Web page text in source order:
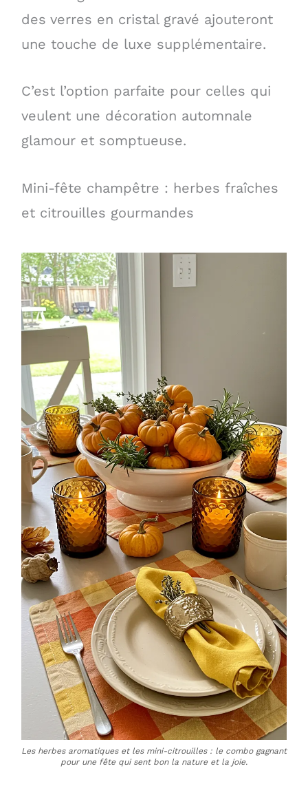
des verres en cristal gravé ajouteront
une touche de luxe supplémentaire.
C’est l’option parfaite pour celles qui
veulent une décoration automnale
glamour et somptueuse.
Mini-fête champêtre : herbes fraîches
et citrouilles gourmandes
Les herbes aromatiques et les mini-citrouilles : le combo gagnant
pour une fête qui sent bon la nature et la joie.